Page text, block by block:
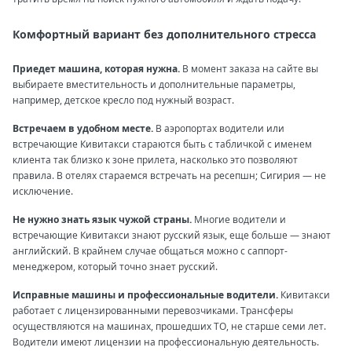
Комфортный вариант без дополнительного стресса
Приедет машина, которая нужна. В момент заказа на сайте вы
выбираете вместительность и дополнительные параметры,
например, детское кресло под нужный возраст.
Встречаем в удобном месте. В аэропортах водители или
встречающие Кивитакси стараются быть с табличкой с именем
клиента так близко к зоне прилета, насколько это позволяют
правила. В отелях стараемся встречать на ресепшн; Сигирия — не
исключение.
Не нужно знать язык чужой страны. Многие водители и
встречающие Кивитакси знают русский язык, еще больше — знают
английский. В крайнем случае общаться можно с саппорт-
менеджером, который точно знает русский.
Исправные машины и профессиональные водители. Кивитакси
работает с лицензированными перевозчиками. Трансферы
осуществляются на машинах, прошедших ТО, не старше семи лет.
Водители имеют лицензии на профессиональную деятельность.